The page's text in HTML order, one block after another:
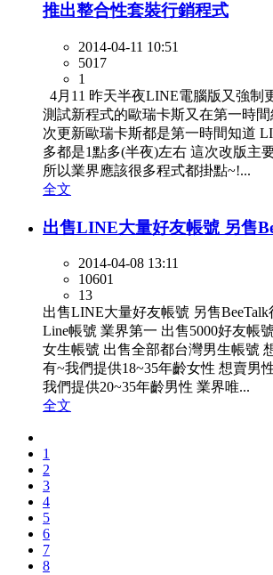
推出整合性套裝行銷程式
2014-04-11 10:51
5017
1
4月11 昨天半夜LINE電腦版又強制
測試新程式的歐瑞卡斯又在第一時
次更新歐瑞卡斯都是第一時間知道
多都是1點多(半夜)左右 這次改版主
所以業界應該很多程式都掛點~!...
全文
出售LINE大量好友帳號 另售
2014-04-08 13:11
10601
13
出售LINE大量好友帳號 另售
Line帳號 業界第一 出售5000好友帳
女生帳號 出售全部都台灣男生帳號
有~我們提供18~35年齡女性 想賣男
我們提供20~35年齡男性 業界唯...
全文
1
2
3
4
5
6
7
8